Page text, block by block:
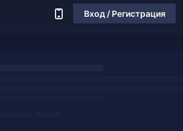
Вход / Регистрация